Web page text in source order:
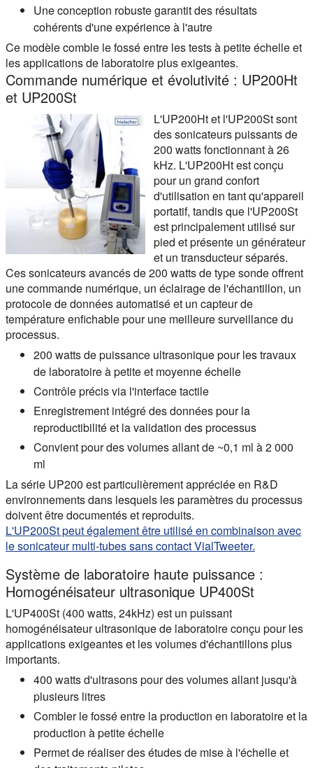
Une conception robuste garantit des résultats
cohérents d'une expérience à l'autre
Ce modèle comble le fossé entre les tests à petite échelle et
les applications de laboratoire plus exigeantes.
Commande numérique et évolutivité : UP200Ht
et UP200St
L'UP200Ht et l'UP200St sont
des sonicateurs puissants de
200 watts fonctionnant à 26
kHz. L'UP200Ht est conçu
pour un grand confort
d'utilisation en tant qu'appareil
portatif, tandis que l'UP200St
est principalement utilisé sur
pied et présente un générateur
et un transducteur séparés.
Ces sonicateurs avancés de 200 watts de type sonde offrent
une commande numérique, un éclairage de l'échantillon, un
protocole de données automatisé et un capteur de
température enfichable pour une meilleure surveillance du
processus.
200 watts de puissance ultrasonique pour les travaux
de laboratoire à petite et moyenne échelle
Contrôle précis via l'interface tactile
Enregistrement intégré des données pour la
reproductibilité et la validation des processus
Convient pour des volumes allant de ~0,1 ml à 2 000
ml
La série UP200 est particulièrement appréciée en R&D
environnements dans lesquels les paramètres du processus
doivent être documentés et reproduits.
L'UP200St peut également être utilisé en combinaison avec
le sonicateur multi-tubes sans contact VialTweeter.
Système de laboratoire haute puissance :
Homogénéisateur ultrasonique UP400St
L'UP400St (400 watts, 24kHz) est un puissant
homogénéisateur ultrasonique de laboratoire conçu pour les
applications exigeantes et les volumes d'échantillons plus
importants.
400 watts d'ultrasons pour des volumes allant jusqu'à
plusieurs litres
Combler le fossé entre la production en laboratoire et la
production à petite échelle
Permet de réaliser des études de mise à l'échelle et